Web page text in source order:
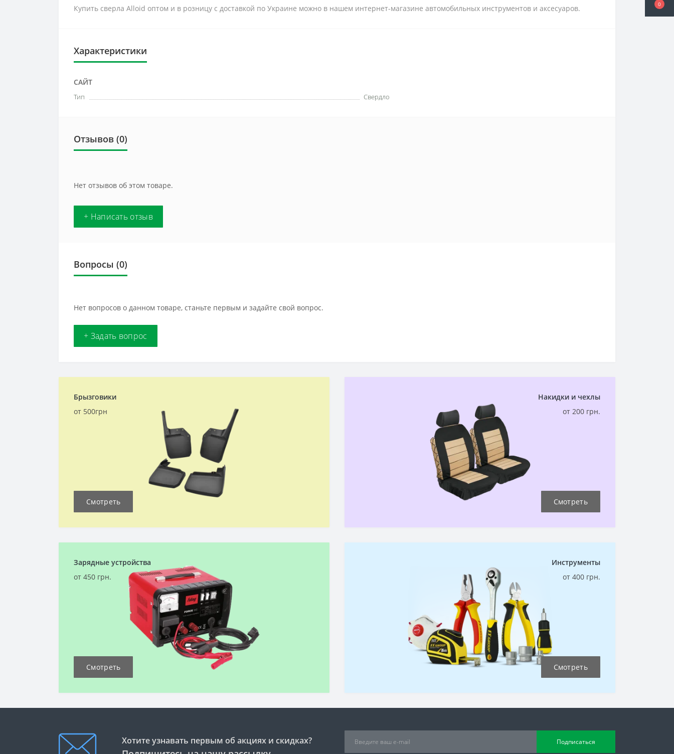
0
Купить сверла Alloid оптом и в розницу с доставкой по Украине можно в нашем интернет-магазине автомобильных инструментов и аксесуаров.
Характеристики
САЙТ
Тип Свердло
Отзывов (0)
Нет отзывов об этом товаре.
+ Написать отзыв
Вопросы (0)
Нет вопросов о данном товаре, станьте первым и задайте свой вопрос.
+ Задать вопрос
Брызговики
от 500грн
Смотреть
Накидки и чехлы
от 200 грн.
Смотреть
Зарядные устройства
от 450 грн.
Смотреть
Инструменты
от 400 грн.
Смотреть
Хотите узнавать первым об акциях и скидках? Подписаться